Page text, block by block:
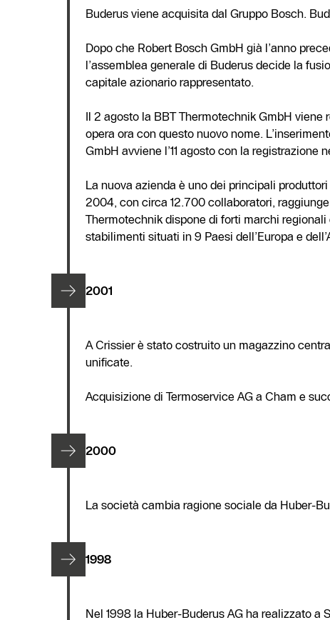
Buderus viene acquisita dal Gruppo Bosch.
Dopo che Robert Bosch GmbH già l’anno
l’assemblea generale di Buderus decide la
capitale azionario rappresentato.
Il 2 agosto la BBT Thermotechnik GmbH
opera ora con questo nuovo nome.
GmbH avviene l’11 agosto con la
La nuova azienda è uno dei principali
2004, con circa 12.700 collaboratori,
Thermotechnik dispone di forti marchi
stabilimenti situati in 9 Paesi dell’Europa e
2001
A Crissier è stato costruito un magazzino
unificate.
Acquisizione di Termoservice AG a Cham e
2000
La società cambia ragione sociale da Huber-
1998
Nel 1998 la Huber-Buderus AG ha realizzato